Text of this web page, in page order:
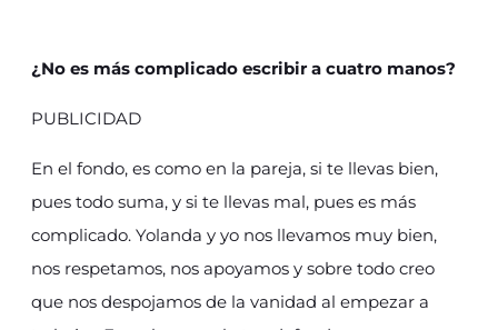
¿No es más complicado escribir a cuatro manos?
PUBLICIDAD
En el fondo, es como en la pareja, si te llevas bien,
pues todo suma, y si te llevas mal, pues es más
complicado. Yolanda y yo nos llevamos muy bien,
nos respetamos, nos apoyamos y sobre todo creo
que nos despojamos de la vanidad al empezar a